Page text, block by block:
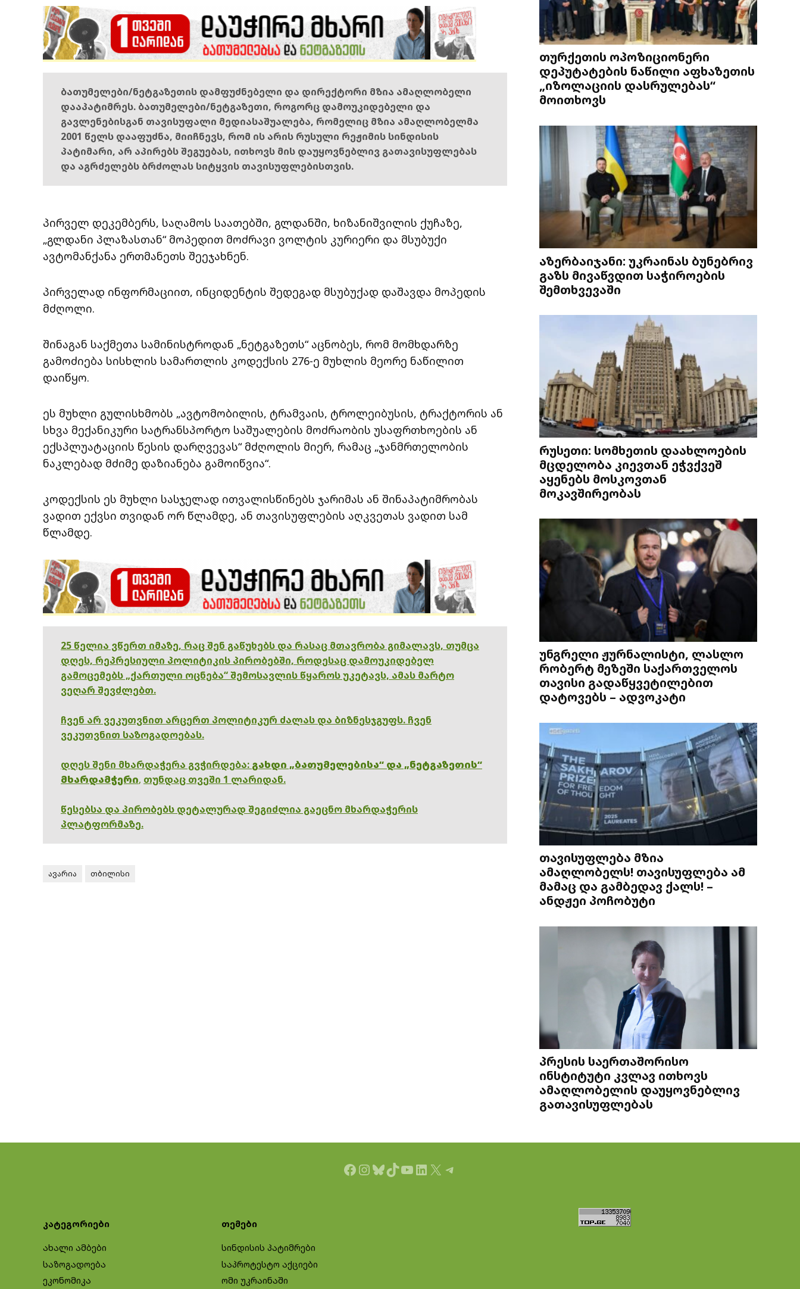
ბათუმელები/ნეტგაზეთის დამფუძნებელი და დირექტორი მზია ამაღლობელი
დააპატიმრეს. ბათუმელები/ნეტგაზეთი, როგორც დამოუკიდებელი და
გავლენებისგან თავისუფალი მედიასაშუალება, რომელიც მზია ამაღლობელმა
2001 წელს დააფუძნა, მიიჩნევს, რომ ის არის რუსული რეჟიმის სინდისის
პატიმარი, არ აპირებს შეგუებას, ითხოვს მის დაუყოვნებლივ გათავისუფლებას
და აგრძელებს ბრძოლას სიტყვის თავისუფლებისთვის.
პირველ დეკემბერს, საღამოს საათებში, გლდანში, ხიზანიშვილის ქუჩაზე,
„გლდანი პლაზასთან“ მოპედით მოძრავი ვოლტის კურიერი და მსუბუქი
ავტომანქანა ერთმანეთს შეეჯახნენ.
პირველად ინფორმაციით, ინციდენტის შედეგად მსუბუქად დაშავდა მოპედის
მძღოლი.
შინაგან საქმეთა სამინისტროდან „ნეტგაზეთს“ აცნობეს, რომ მომხდარზე
გამოძიება სისხლის სამართლის კოდექსის 276-ე მუხლის მეორე ნაწილით
დაიწყო.
ეს მუხლი გულისხმობს „ავტომობილის, ტრამვაის, ტროლეიბუსის, ტრაქტორის ან
სხვა მექანიკური სატრანსპორტო საშუალების მოძრაობის უსაფრთხოების ან
ექსპლუატაციის წესის დარღვევას“ მძღოლის მიერ, რამაც „ჯანმრთელობის
ნაკლებად მძიმე დაზიანება გამოიწვია“.
კოდექსის ეს მუხლი სასჯელად ითვალისწინებს ჯარიმას ან შინაპატიმრობას
ვადით ექვსი თვიდან ორ წლამდე, ან თავისუფლების აღკვეთას ვადით სამ
წლამდე.
25 წელია ვწერთ იმაზე, რაც შენ გაწუხებს და რასაც მთავრობა გიმალავს, თუმცა
დღეს, რეპრესიული პოლიტიკის პირობებში, როდესაც დამოუკიდებელ
გამოცემებს „ქართული ოცნება“ შემოსავლის წყაროს უკეტავს, ამას მარტო
ვეღარ შევძლებთ.
ჩვენ არ ვეკუთვნით არცერთ პოლიტიკურ ძალას და ბიზნესჯგუფს. ჩვენ
ვეკუთვნით საზოგადოებას.
დღეს შენი მხარდაჭერა გვჭირდება: გახდი „ბათუმელებისა“ და „ნეტგაზეთის“
მხარდამჭერი, თუნდაც თვეში 1 ლარიდან.
წესებსა და პირობებს დეტალურად შეგიძლია გაეცნო მხარდაჭერის
პლატფორმაზე.
ავარია თბილისი
თურქეთის ოპოზიციონერი
დეპუტატების ნაწილი აფხაზეთის
„იზოლაციის დასრულებას“
მოითხოვს
აზერბაიჯანი: უკრაინას ბუნებრივ
გაზს მივაწვდით საჭიროების
შემთხვევაში
რუსეთი: სომხეთის დაახლოების
მცდელობა კიევთან ეჭვქვეშ
აყენებს მოსკოვთან
მოკავშირეობას
უნგრელი ჟურნალისტი, ლასლო
რობერტ მეზეში საქართველოს
თავისი გადაწყვეტილებით
დატოვებს – ადვოკატი
თავისუფლება მზია
ამაღლობელს! თავისუფლება ამ
მამაც და გამბედავ ქალს! –
ანდჟეი პოჩობუტი
პრესის საერთაშორისო
ინსტიტუტი კვლავ ითხოვს
ამაღლობელის დაუყოვნებლივ
გათავისუფლებას
Facebook
Instagram
Bluesky
TikTok
YouTube
LinkedIn
X Telegram
კატეგორიები
ახალი ამბები
საზოგადოება
ეკონომიკა
თემები
სინდისის პატიმრები
საპროტესტო აქციები
ომი უკრაინაში